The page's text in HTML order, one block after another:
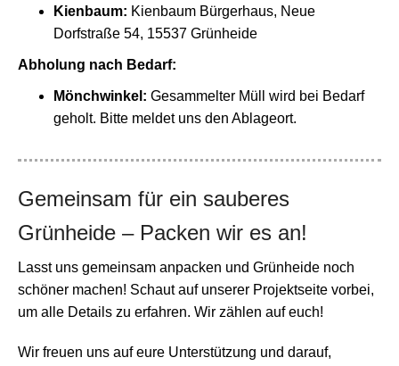
Kienbaum: Kienbaum Bürgerhaus, Neue
Dorfstraße 54, 15537 Grünheide
Abholung nach Bedarf:
Mönchwinkel: Gesammelter Müll wird bei Bedarf
geholt. Bitte meldet uns den Ablageort.
Gemeinsam für ein sauberes
Grünheide – Packen wir es an!
Lasst uns gemeinsam anpacken und Grünheide noch
schöner machen! Schaut auf unserer Projektseite vorbei,
um alle Details zu erfahren. Wir zählen auf euch!
Wir freuen uns auf eure Unterstützung und darauf,